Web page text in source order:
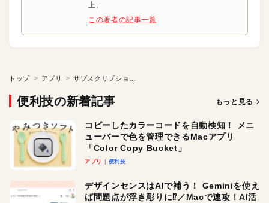
上。
この著者の記事一覧
トップ アプリ
便利技の新着記事 もっと見る
コピーしたカラーコードを自動検知！ メニ
ューバーで色を管理できるMacアプリ
「Color Copy Bucket」
アプリ 便利技
デザインセンスはAIで補う！ Geminiを使え
ば問題点が浮き彫りに⁉︎／Macで速攻！AI活